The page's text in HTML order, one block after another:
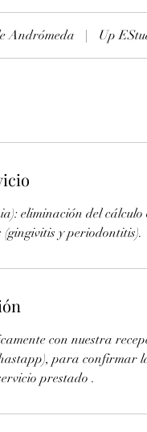
Andrómeda Up
eliminación del
(gingivitis y periodontitis).
con nuestra
para
prestado .